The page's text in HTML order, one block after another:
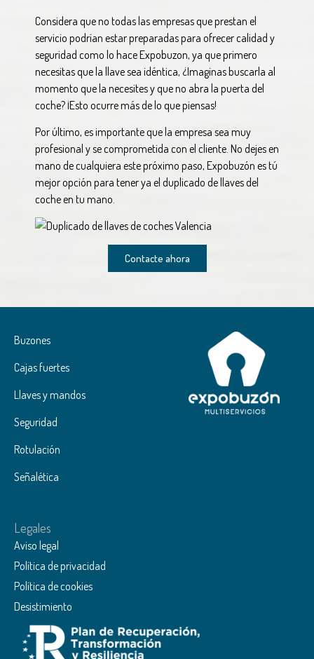
Considera que no todas las empresas que prestan el
servicio podrían estar preparadas para ofrecer calidad y
seguridad como lo hace Expobuzon, ya que primero
necesitas que la llave sea idéntica, ¿Imaginas buscarla al
momento que la necesites y que no abra la puerta del
coche? ¡Esto ocurre más de lo que piensas!
Por último, es importante que la empresa sea muy
profesional y se comprometida con el cliente. No dejes en
mano de cualquiera este próximo paso, Expobuzón es tú
mejor opción para tener ya el duplicado de llaves del
coche en tu mano.
Contacte ahora
Buzones
Cajas fuertes
Llaves y mandos
Seguridad
Rotulación
Señalética
Legales
Aviso legal
Política de privacidad
Política de cookies
Desistimiento